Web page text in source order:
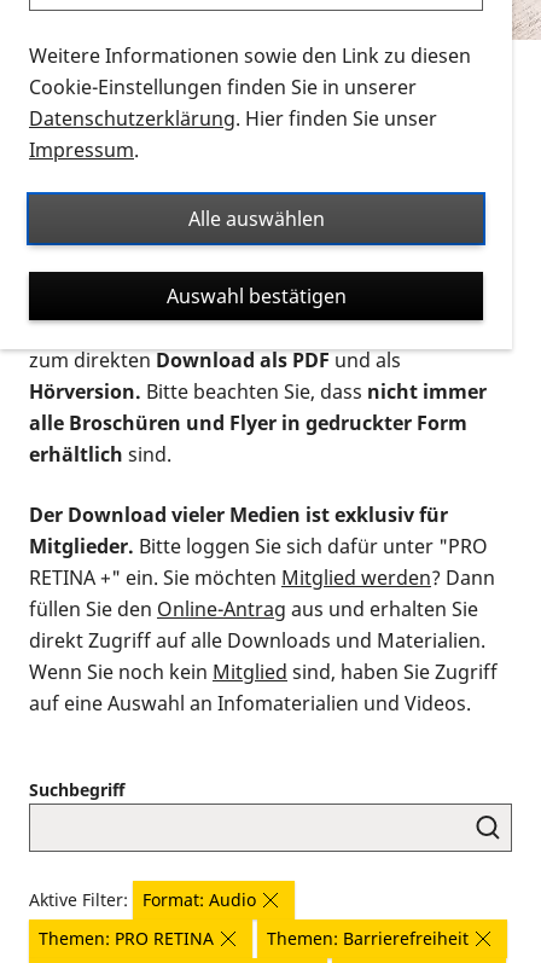
können? Schauen Sie sich dieErklärvideos zum
Thema Infomaterial auf der PRO RETINA-Website
für blinde und sehbehinderte Menschen an.
Auf dieser Seite finden Sie sämtliches Infomaterial
Ort. Nutzen Sie den Formatfilter, um ausschließlich
nach Flyern und Broschüren, Audios oder Videos zu
suchen. Die meisten Flyer und Broschüren werden in
verschiedenen Formaten angeboten: zur
postalischen Bestellung als gedruckte Variante
zum direktenDownload als PDFund als
Hörversion. Bitte beachten Sie, dass nicht immer
alle Broschüren und Flyer in gedruckter Form
erhältlich sind.
Der Download vieler Medien ist exklusiv für
Mitglieder. Bitte loggen Sie sich dafür unter "PRO
RETINA +" ein. Sie möchten Mitglied werden? Dann
füllen Sie den Online-Antrag aus und erhalten Sie
direkt Zugriff auf alle Downloads und Materialien.
Wenn Sie noch kein Mitglied sind, haben Sie Zugriff
auf eine Auswahl an Infomaterialien und Videos.
Suchbegriff
Aktive Filter:
Format: Audio
Themen: PRO RETINA
Themen: Barrierefreiheit
Weitere Informationen sowie den Link zu diesen
Cookie-Einstellungen finden Sie in unserer
Datenschutzerklärung. Hier finden Sie unser
Impressum.
Alle auswählen
Auswahl bestätigen